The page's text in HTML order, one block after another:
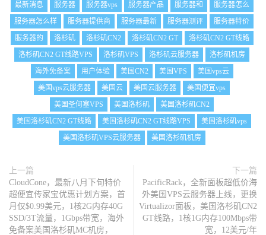
最新消息
服务器 服务器vps 服务器产品 服务器和
服务器怎么
服务器怎么样
服务器提供商 服务器最新 服务器测评
服务器特价
服务器的
洛杉矶 洛杉矶CN2 洛杉矶CN2 GT
洛杉矶CN2 GT线路
洛杉矶CN2 GT线路VPS
洛杉矶VPS 洛杉矶云服务器
洛杉矶机房
海外免备案
用户体验 美国CN2 美国VPS
美国vps云
美国vps云服务器
美国云 美国云服务器
美国便宜vps
美国圣何塞VPS
美国洛杉矶
美国洛杉矶CN2
美国洛杉矶CN2 GT线路
美国洛杉矶CN2 GT线路VPS
美国洛杉矶vps
美国洛杉矶VPS云服务器
美国洛杉矶机房
上一篇
CloudCone，最新八月下旬特价
超便宜传家宝优惠计划方案，首
月仅$0.99美元，1核2G内存40G
SSD/3T流量，1Gbps带宽，海外
免备案美国洛杉矶MC机房，
下一篇
PacificRack，全新面板超低价海
外美国VPS云服务器上线，更换
Virtualizor面板，美国洛杉矶CN2
GT线路，1核1G内存100Mbps带
宽，12美元/年